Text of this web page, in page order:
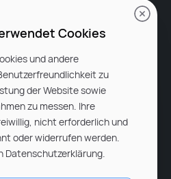
Cookies
und andere
zu
der Website sowie
zu messen. Ihre
nicht erforderlich und
oder widerrufen werden.
Datenschutzerklärung.